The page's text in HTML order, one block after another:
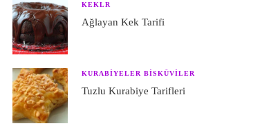
KEKLR
Ağlayan Kek Tarifi
KURABIYELER BISKÜVILER
Tuzlu Kurabiye Tarifleri